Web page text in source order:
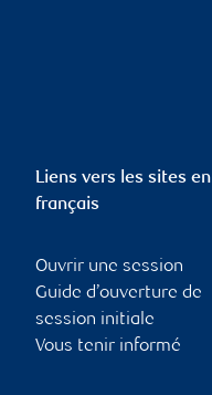
Liens vers les sites en
français
Ouvrir une session
Guide d’ouverture de
session initiale
Vous tenir informé